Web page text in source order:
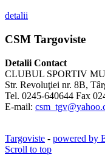
detalii
CSM Targoviste
Detalii Contact
CLUBUL SPORTIV
Str. Revoluţiei nr. 8B,
Tel. 0245-640644 Fax
E-mail:
Targoviste - powered by
Scroll to top